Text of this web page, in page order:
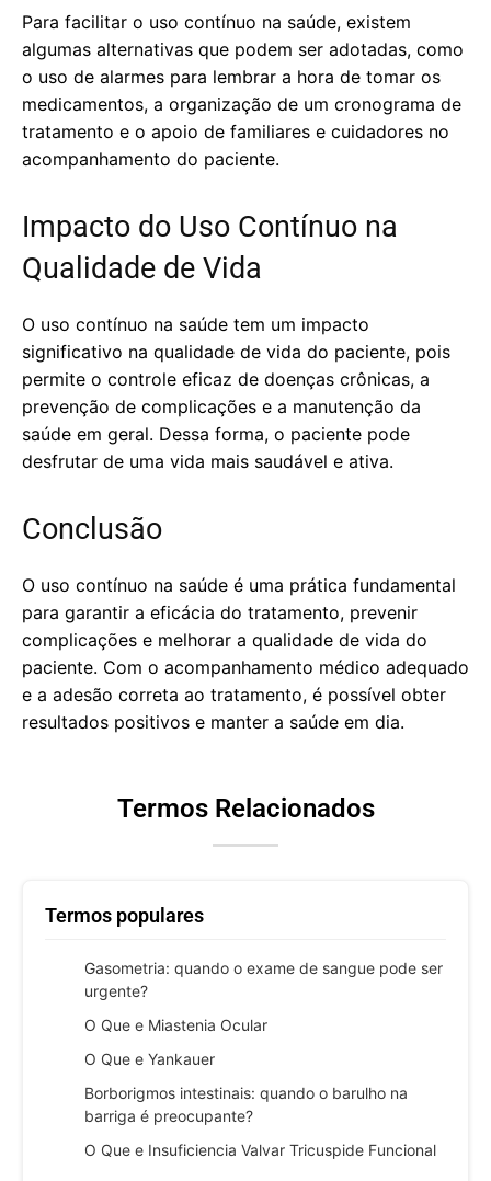
Para facilitar o uso contínuo na saúde, existem
algumas alternativas que podem ser adotadas, como
o uso de alarmes para lembrar a hora de tomar os
medicamentos, a organização de um cronograma de
tratamento e o apoio de familiares e cuidadores no
acompanhamento do paciente.
Impacto do Uso Contínuo na
Qualidade de Vida
O uso contínuo na saúde tem um impacto
significativo na qualidade de vida do paciente, pois
permite o controle eficaz de doenças crônicas, a
prevenção de complicações e a manutenção da
saúde em geral. Dessa forma, o paciente pode
desfrutar de uma vida mais saudável e ativa.
Conclusão
O uso contínuo na saúde é uma prática fundamental
para garantir a eficácia do tratamento, prevenir
complicações e melhorar a qualidade de vida do
paciente. Com o acompanhamento médico adequado
e a adesão correta ao tratamento, é possível obter
resultados positivos e manter a saúde em dia.
Termos Relacionados
Termos populares
Gasometria: quando o exame de sangue pode ser
urgente?
O Que e Miastenia Ocular
O Que e Yankauer
Borborigmos intestinais: quando o barulho na
barriga é preocupante?
O Que e Insuficiencia Valvar Tricuspide Funcional